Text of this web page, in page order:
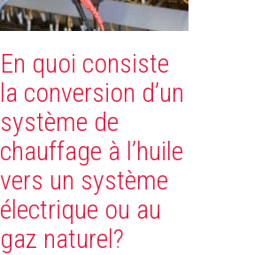
En quoi consiste
la conversion d’un
système de
chauffage à l’huile
vers un système
électrique ou au
gaz naturel?